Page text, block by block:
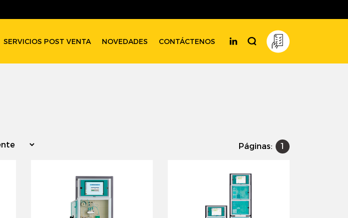
SERVICIOS POST VENTA NOVEDADES CONTÁCTENOS
Páginas: 1